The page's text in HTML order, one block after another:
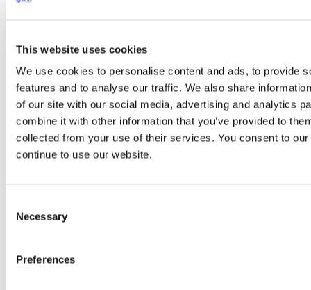
This website uses cookies
We use cookies to personalise content and ads, to provide
features and to analyse our traffic. We also share
of our site with our social media, advertising and analytics
combine it with other information that you’ve provided to
collected from your use of their services. You consent to
continue to use our website.
Selection
Necessary
Preferences
Applications
Enzymatique
Extraction de métabolites
Extraction de protéines
Extraction d’ARN
Extraction ADN
Choisir votre kit de lyse
Kit Emulsion
PCR et RT-PCR